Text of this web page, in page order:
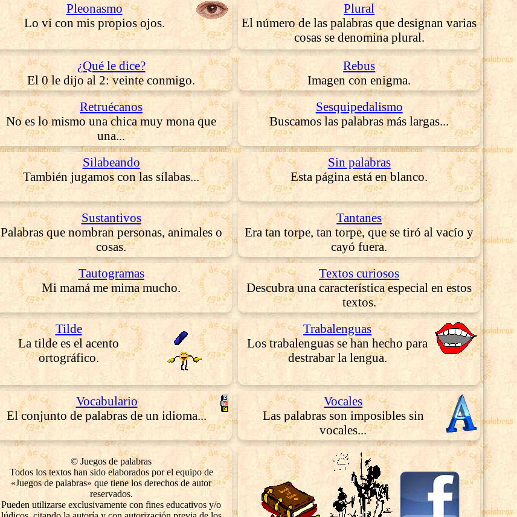
Pleonasmo
Lo vi con mis propios ojos.
Plural
El número de las palabras que designan varias
cosas se denomina plural.
¿Qué le dice?
El 0 le dijo al 2: veinte conmigo.
Rebus
Imagen con enigma.
Retruécanos
No es lo mismo una chica muy mona que
una...
Sesquipedalismo
Buscamos las palabras más largas...
Silabeando
También jugamos con las sílabas...
Sin palabras
Esta página está en blanco.
Sustantivos
Palabras que nombran personas, animales o
cosas.
Tantanes
Era tan torpe, tan torpe, que se tiró al vacío y
cayó fuera.
Tautogramas
Mi mamá me mima mucho.
Textos curiosos
Descubra una característica especial en estos
textos.
Tilde
La tilde es el acento
ortográfico.
Trabalenguas
Los trabalenguas se han hecho para
destrabar la lengua.
Vocabulario
El conjunto de palabras de un idioma...
Vocales
Las palabras son imposibles sin
vocales...
© Juegos de palabras
Todos los textos han sido elaborados por el equipo de
«Juegos de palabras» que tiene los derechos de autor
reservados.
Pueden utilizarse exclusivamente con fines educativos y/o